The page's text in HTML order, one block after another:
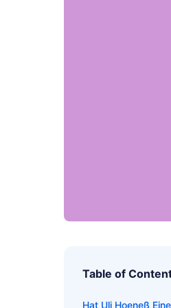
Table of
Hat Uli Hoeneß